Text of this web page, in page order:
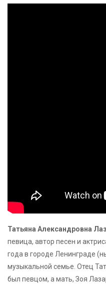
Татьяна Александровна
певица, автор песен и
года в городе Ленинграде
музыкальной семье. Отец
был певцом, а мать, Зоя